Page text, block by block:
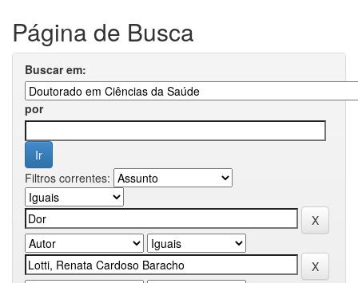
Página de Busca
Buscar em:
por
Filtros correntes: